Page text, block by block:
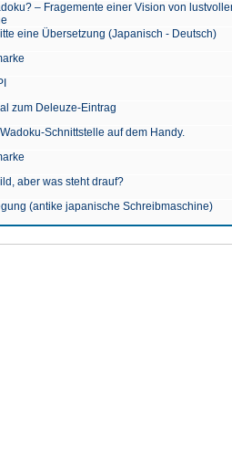
– Fragemente einer Vision von
eine Übersetzung (Japanisch - Deutsch)
zum Deleuze-Eintrag
Schnittstelle auf dem Handy.
aber was steht drauf?
(antike japanische Schreibmaschine)